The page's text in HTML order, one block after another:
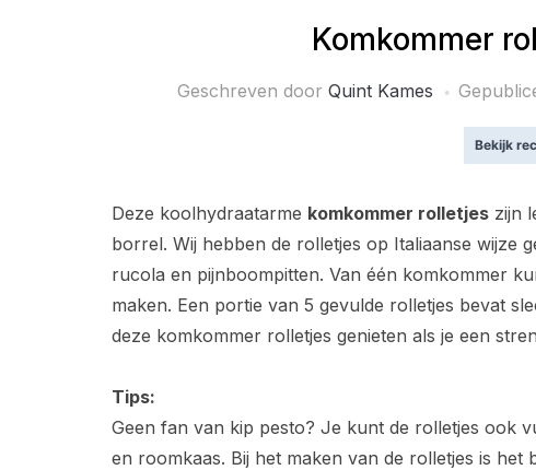
Komkommer
Geschreven door Quint Kames
Bekijk
Deze koolhydraatarme komkommer rolletjes zijn
borrel. Wij hebben de rolletjes op Italiaanse wijze
rucola en pijnboompitten. Van één komkommer
maken. Een portie van 5 gevulde rolletjes bevat
deze komkommer rolletjes genieten als je een
Tips:
Geen fan van kip pesto? Je kunt de rolletjes ook
en roomkaas. Bij het maken van de rolletjes is het